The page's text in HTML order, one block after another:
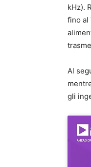
kHz).
fino al
Al
gli